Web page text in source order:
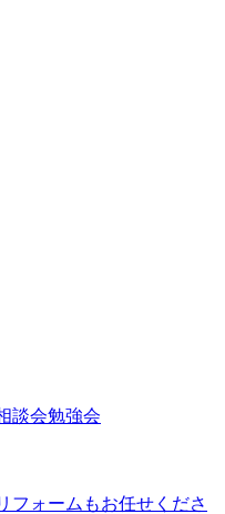
フォームもお任せくださ